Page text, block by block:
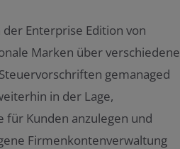
Enterprise Edition von
Marken über verschiedene
gemanaged
in der Lage,
für Kunden anzulegen und
Firmenkontenverwaltung